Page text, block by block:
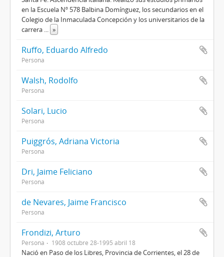
en la Escuela Nº 578 Balbina Domínguez, los secundarios en el
Colegio de la Inmaculada Concepción y los universitarios de la
carrera ... »
Ruffo, Eduardo Alfredo
Persona
Walsh, Rodolfo
Persona
Solari, Lucio
Persona
Puiggrós, Adriana Victoria
Persona
Dri, Jaime Feliciano
Persona
de Nevares, Jaime Francisco
Persona
Frondizi, Arturo
Persona 1908 octubre 28-1995 abril 18
Nació en Paso de los Libres, Provincia de Corrientes, el 28 de